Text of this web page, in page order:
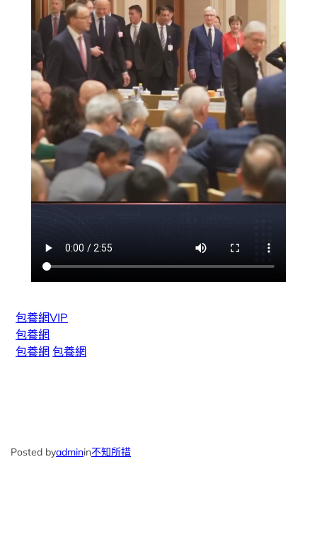
包養網VIP
包養網
包養網 包養網
Posted byadminin不知所措